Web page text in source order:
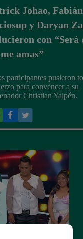
Johao, Fabián
y Daryan
con “Será
amas”
participantes pusieron
para convencer a su
Christian Yaipén.